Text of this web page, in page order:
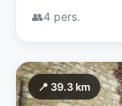
👥4 pers.
📍 39.3 km